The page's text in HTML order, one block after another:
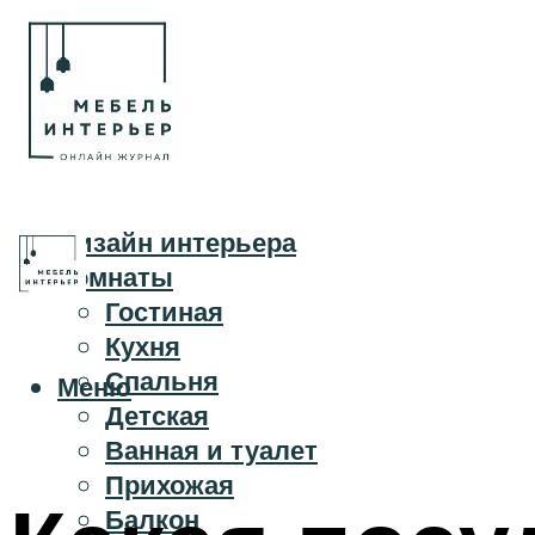
Дизайн интерьера
Комнаты
Гостиная
Кухня
Спальня
Детская
Ванная и туалет
Прихожая
Балкон
Меню